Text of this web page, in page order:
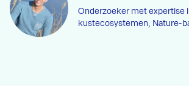
Onderzoeker met expertise
kustecosystemen, Nature-